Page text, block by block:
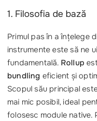
1. Filosofia de bază
Primul pas în a înțelege
instrumente este să ne
fundamentală. Rollup
bundling eficient și
Scopul său principal
mai mic posibil, ideal
folosesc module native.